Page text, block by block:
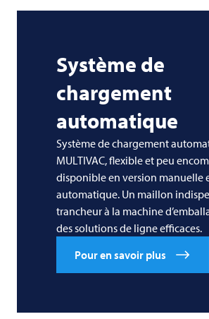
Système de
chargement
automatique
Système de chargement
MULTIVAC, flexible et peu
disponible en version manuelle
automatique. Un maillon
trancheur à la machine
des solutions de ligne efficaces.
Pour en savoir plus